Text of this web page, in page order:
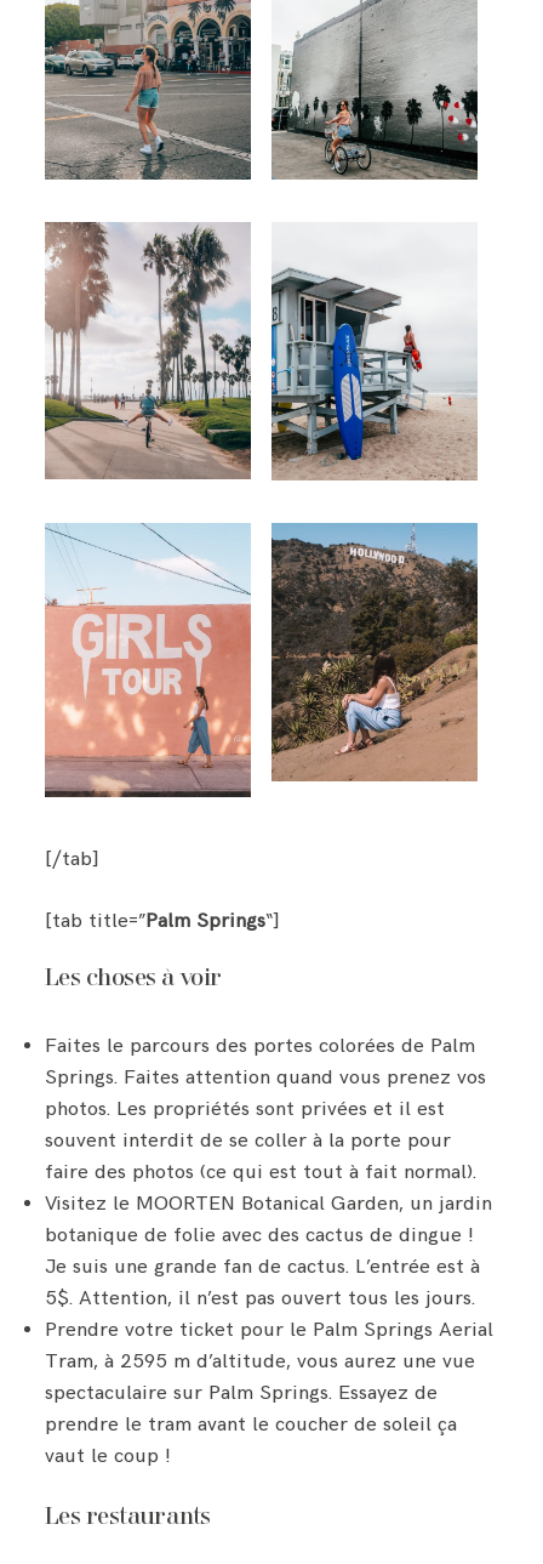
[/tab]
[tab title=”Palm Springs“]
Les choses à voir
Faites le parcours des portes colorées de Palm
Springs. Faites attention quand vous prenez vos
photos. Les propriétés sont privées et il est
souvent interdit de se coller à la porte pour
faire des photos (ce qui est tout à fait normal).
Visitez le MOORTEN Botanical Garden, un jardin
botanique de folie avec des cactus de dingue !
Je suis une grande fan de cactus. L’entrée est à
5$. Attention, il n’est pas ouvert tous les jours.
Prendre votre ticket pour le Palm Springs Aerial
Tram, à 2595 m d’altitude, vous aurez une vue
spectaculaire sur Palm Springs. Essayez de
prendre le tram avant le coucher de soleil ça
vaut le coup !
Les restaurants